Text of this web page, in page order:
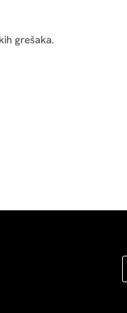
grešaka.